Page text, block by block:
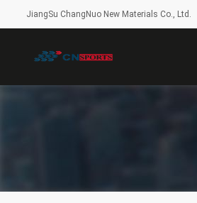
JiangSu ChangNuo New Materials Co., Ltd.